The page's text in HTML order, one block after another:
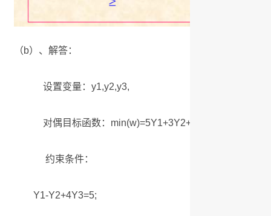
（b）、解答：
设置变量：y1,y2,y3,
对偶目标函数：min(w)=5Y1+3Y2+8Y3;
约束条件：
Y1-Y2+4Y3=5;